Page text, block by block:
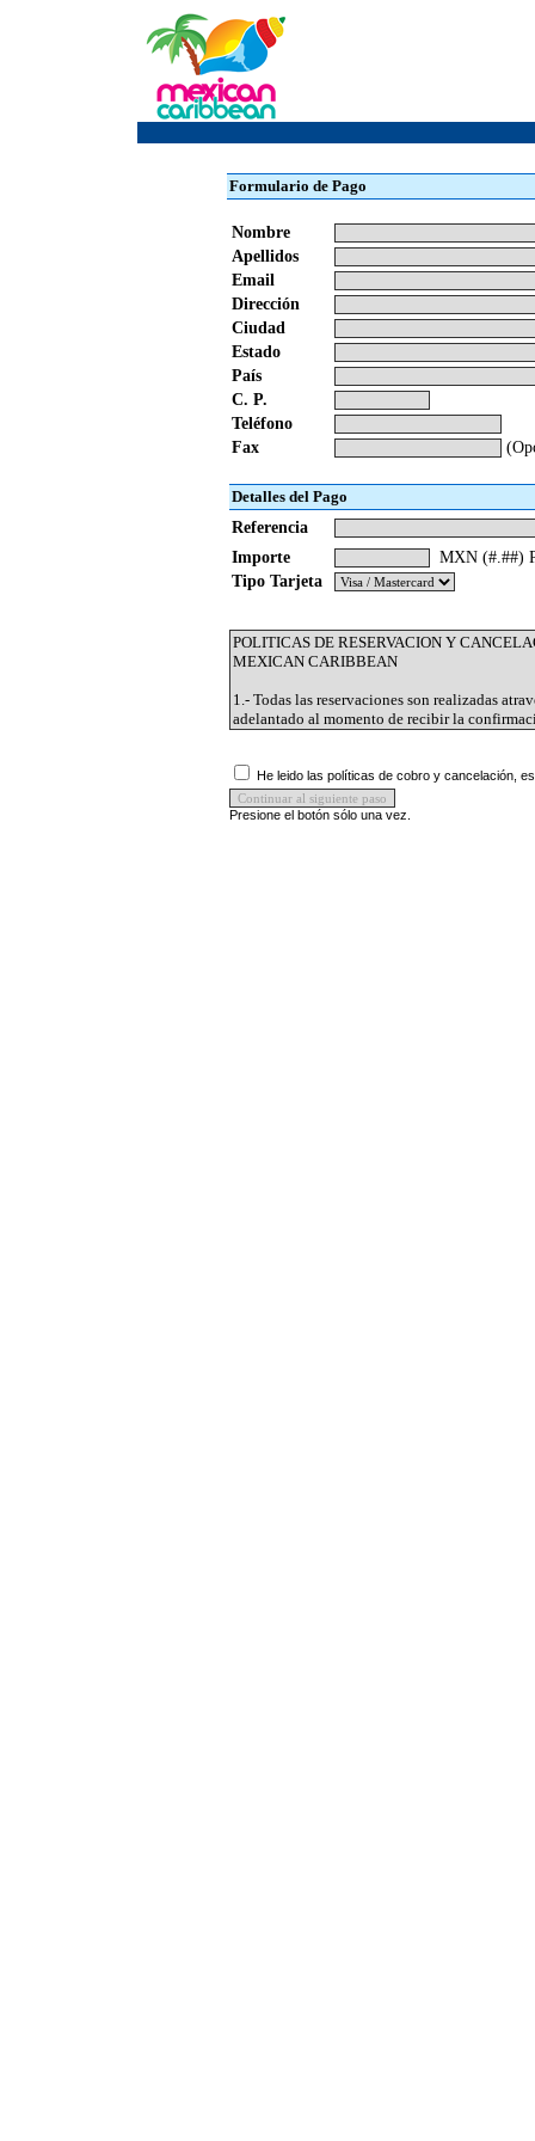
Formulario de Pago
Nombre
Apellidos
Email
Dirección
Ciudad
Estado
País
C. P.
Teléfono
Fax
Detalles del Pago
Referencia
Importe
MXN (#.##)
Tipo Tarjeta
He leido las políticas de cobro y cancelación,
Presione el botón sólo una vez.